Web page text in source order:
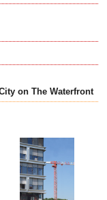
on The Waterfront